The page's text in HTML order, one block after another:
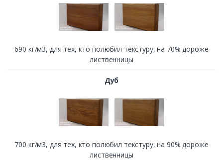
690 кг/м3, для тех, кто полюбил текстуру, на 70% дороже
лиственницы
Дуб
700 кг/м3, для тех, кто полюбил текстуру, на 90% дороже
лиственницы